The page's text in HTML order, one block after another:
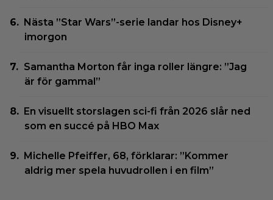
Nästa ”Star Wars”-serie landar hos Disney+
imorgon
Samantha Morton får inga roller längre: ”Jag
är för gammal”
En visuellt storslagen sci-fi från 2026 slår ned
som en succé på HBO Max
Michelle Pfeiffer, 68, förklarar: ”Kommer
aldrig mer spela huvudrollen i en film”